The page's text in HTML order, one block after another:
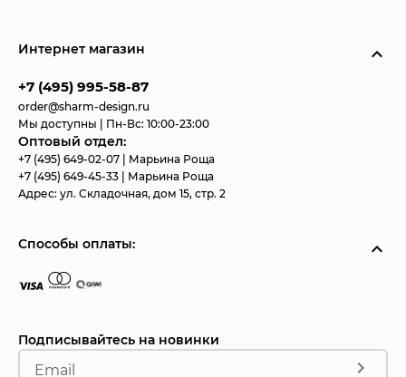
Интернет магазин
+7 (495) 995-58-87
order@sharm-design.ru
Мы доступны | Пн-Вс: 10:00-23:00
Оптовый отдел:
+7 (495) 649-02-07 | Марьина Роща
+7 (495) 649-45-33 | Марьина Роща
Адрес: ул. Складочная, дом 15, стр. 2
Способы оплаты:
Подписывайтесь на новинки
Email